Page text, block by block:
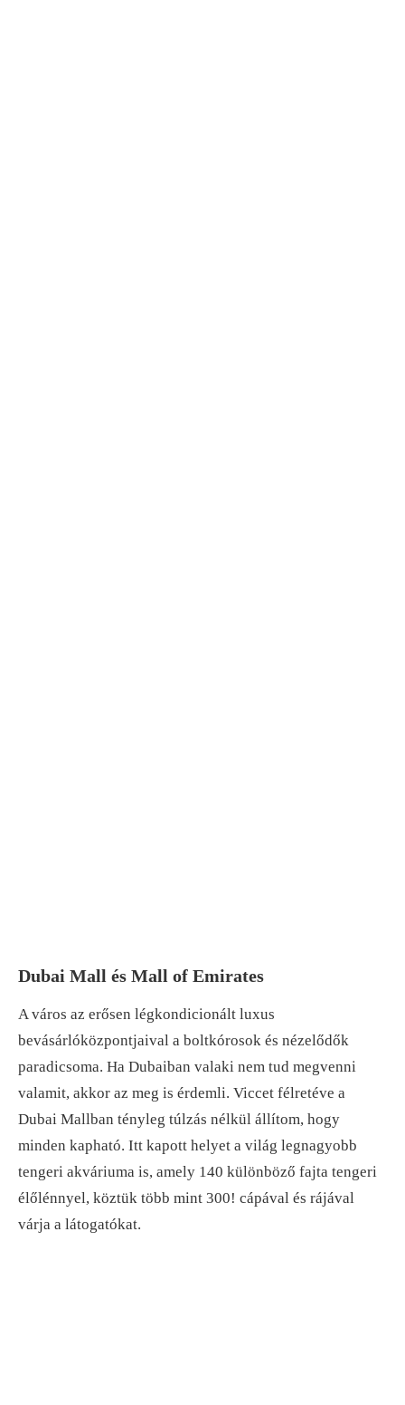
Dubai Mall és Mall of Emirates
A város az erősen légkondicionált luxus
bevásárlóközpontjaival a boltkórosok és nézelődők
paradicsoma. Ha Dubaiban valaki nem tud megvenni
valamit, akkor az meg is érdemli. Viccet félretéve a
Dubai Mallban tényleg túlzás nélkül állítom, hogy
minden kapható. Itt kapott helyet a világ legnagyobb
tengeri akváriuma is, amely 140 különböző fajta tengeri
élőlénnyel, köztük több mint 300! cápával és rájával
várja a látogatókat.